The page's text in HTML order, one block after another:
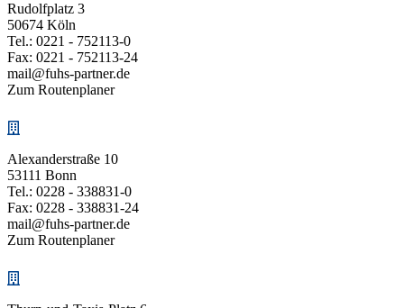
Rudolfplatz 3
50674 Köln
Tel.: 0221 - 752113-0
Fax: 0221 - 752113-24
mail@fuhs-partner.de
Zum Routenplaner
Alexanderstraße 10
53111 Bonn
Tel.: 0228 - 338831-0
Fax: 0228 - 338831-24
mail@fuhs-partner.de
Zum Routenplaner